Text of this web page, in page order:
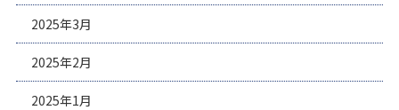
2025年3月
2025年2月
2025年1月